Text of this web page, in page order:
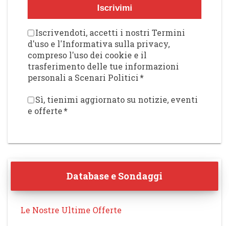
Iscrivimi
Iscrivendoti, accetti i nostri Termini
d'uso e l'Informativa sulla privacy,
compreso l'uso dei cookie e il
trasferimento delle tue informazioni
personali a Scenari Politici*
Sì, tienimi aggiornato su notizie, eventi
e offerte*
Database e Sondaggi
Le Nostre Ultime Offerte